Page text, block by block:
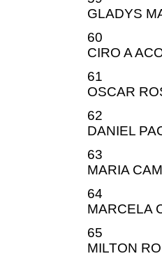
GLADYS
60
CIRO A
61
OSCAR
62
DANIEL
63
MARIA
64
MARCELA
65
MILTON